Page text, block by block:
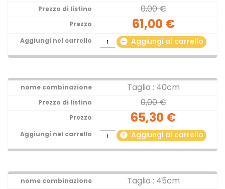
0,00 €
61,00 €
add_circle Aggiungi al carrello
Taglia : 40cm
0,00 €
65,30 €
add_circle Aggiungi al carrello
Taglia : 45cm